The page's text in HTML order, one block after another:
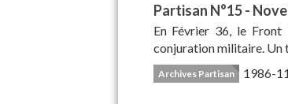
Partisan N°15 -
En Février 36, le Front
conjuration militaire. Un
Archives Partisan 1986-